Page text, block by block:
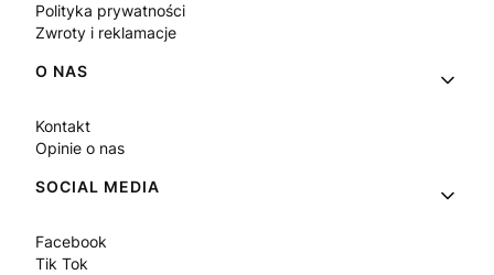
Polityka prywatności
Zwroty i reklamacje
O NAS
Kontakt
Opinie o nas
SOCIAL MEDIA
Facebook
Tik Tok